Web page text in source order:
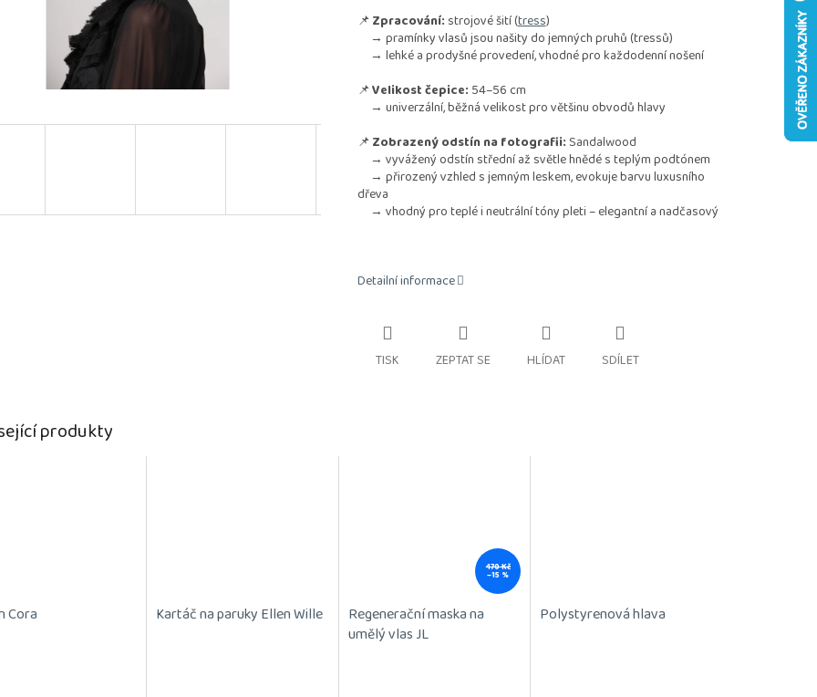
📌Zpracování: strojové šití (tress)
→ pramínky vlasů jsou našity do jemných pruhů (tressů)
→ lehké a prodyšné provedení, vhodné pro každodenní nošení
📌Velikost čepice: 54–56 cm
→ univerzální, běžná velikost pro většinu obvodů hlavy
📌Zobrazený odstín na fotografii: Sandalwood
→ vyvážený odstín střední až světle hnědé s teplým podtónem
→ přirozený vzhled s jemným leskem, evokuje barvu luxusního
dřeva
→ vhodný pro teplé i neutrální tóny pleti – elegantní a nadčasový
Detailní informace
TISK ZEPTAT SE HLÍDAT SDÍLET
produkty
Cora Kartáč na paruky Ellen Wille
470 Kč
–15 %
Regenerační maska na
umělý vlas JL
Polystyrenová hlava